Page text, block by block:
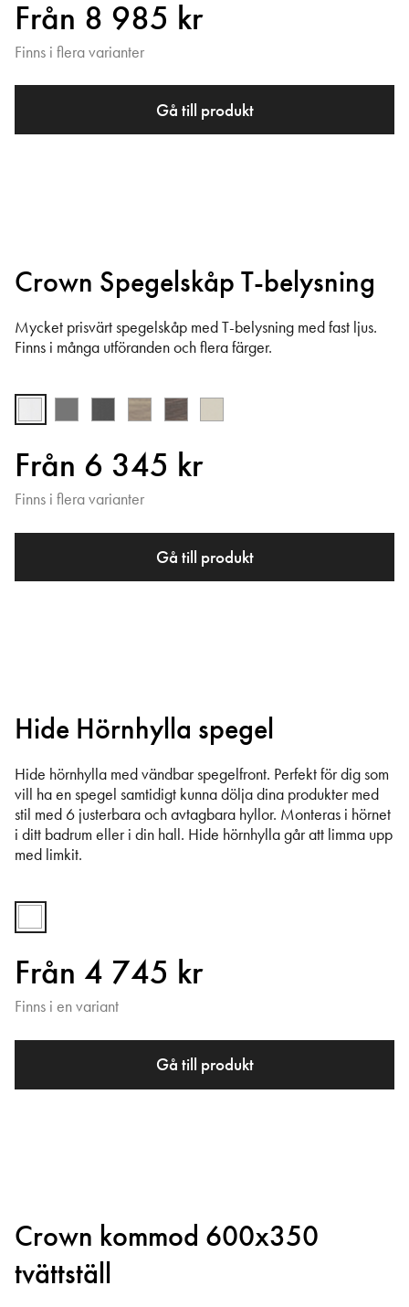
Från 8 985 kr
Finns i flera varianter
Gå till produkt
Crown Spegelskåp T-belysning
Mycket prisvärt spegelskåp med T-belysning med fast ljus.
Finns i många utföranden och flera färger.
Från 6 345 kr
Finns i flera varianter
Gå till produkt
Hide Hörnhylla spegel
Hide hörnhylla med vändbar spegelfront. Perfekt för dig som
vill ha en spegel samtidigt kunna dölja dina produkter med
stil med 6 justerbara och avtagbara hyllor. Monteras i hörnet
i ditt badrum eller i din hall. Hide hörnhylla går att limma upp
med limkit.
Från 4 745 kr
Finns i en variant
Gå till produkt
Crown kommod 600x350
tvättställ